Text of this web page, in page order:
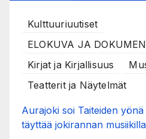
Kulttuuriuutiset
ELOKUVA JA
Kirjat ja Kirjallisuus
Teatterit ja Näytelmät
Aurajoki soi Taiteiden
täyttää jokirannan musiikilla